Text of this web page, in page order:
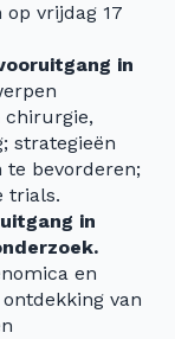
vrijdag 17
in
chirurgie,
strategieën
te bevorderen;
trials.
in
en
van